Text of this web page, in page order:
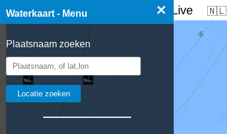
Waterkaart - Menu ×
Plaatsnaam zoeken
☰ Waterkaart van Nederland - Live 🇳🇱